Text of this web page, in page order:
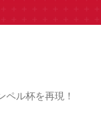
ル杯を再現！